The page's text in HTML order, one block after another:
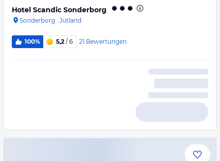
Hotel Scandic Sonderborg
Sonderborg · Jütland
100% 5,2 / 6 21 Bewertungen